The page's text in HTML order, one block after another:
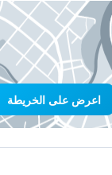
اعرض على الخريطة